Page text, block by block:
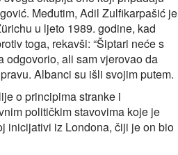
Međutim, Adil Zulfikarpašić je
u ljeto 1989. godine, kad
toga, rekavši: “Šiptari neće s
odgovorio, ali sam vjerovao da
Albanci su išli svojim putem.
o principima stranke i
političkim stavovima koje je
inicijativi iz Londona, čiji je on bio